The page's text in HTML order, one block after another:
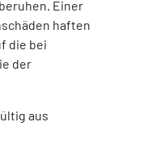
Einer
haften
die bei
der
aus